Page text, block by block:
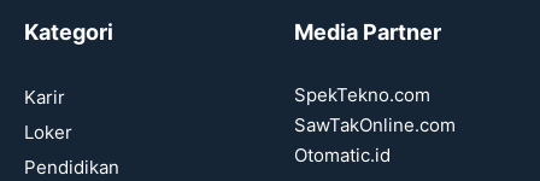
Kategori
Karir
Loker
Pendidikan
Media Partner
SpekTekno.com
SawTakOnline.com
Otomatic.id